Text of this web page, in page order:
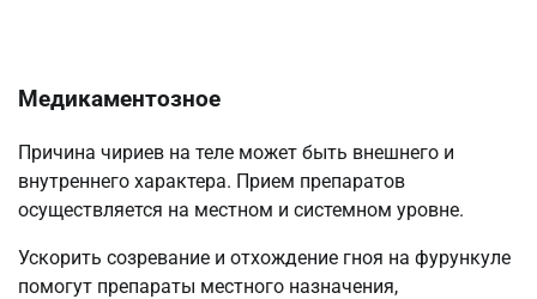
Медикаментозное
Причина чириев на теле может быть внешнего и
внутреннего характера. Прием препаратов
осуществляется на местном и системном уровне.
Ускорить созревание и отхождение гноя на фурункуле
помогут препараты местного назначения,